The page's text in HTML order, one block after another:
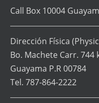
Call Box 10004
Dirección Física
Bo. Machete Carr. 744
Guayama P.R 00784
Tel. 787-864-2222